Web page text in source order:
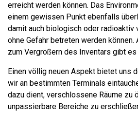
erreicht werden können. Das
einem gewissen Punkt ebenfalls
damit auch biologisch oder radioaktiv
ohne Gefahr betreten werden können.
zum Vergrößern des Inventars gibt es
Einen völlig neuen Aspekt bietet uns
wir an bestimmten Terminals
dazu dient, verschlossene Räume zu
unpassierbare Bereiche zu